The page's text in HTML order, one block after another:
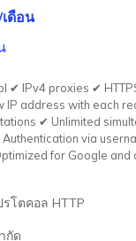
ดือน
✔ IPv4 proxies ✔
IP address with each
✔ Unlimited
via
for Google and
รโตคอล HTTP
กัด